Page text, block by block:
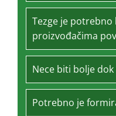
Tezge je
proizvođačima
Nece biti bolje
Potrebno je